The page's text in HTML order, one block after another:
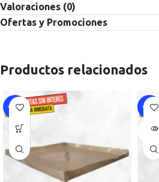
Valoraciones (0)
Ofertas y Promociones
Productos relacionados
-20% -54%
SOLD